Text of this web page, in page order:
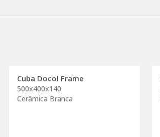
Cuba Docol Frame
500x400x140
Cerâmica Branca